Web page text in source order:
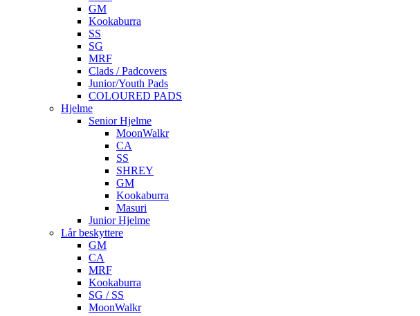
GM
Kookaburra
SS
SG
MRF
Clads / Padcovers
Junior/Youth Pads
COLOURED PADS
Hjelme
Senior Hjelme
MoonWalkr
CA
SS
SHREY
GM
Kookaburra
Masuri
Junior Hjelme
Lår beskyttere
GM
CA
MRF
Kookaburra
SG / SS
MoonWalkr